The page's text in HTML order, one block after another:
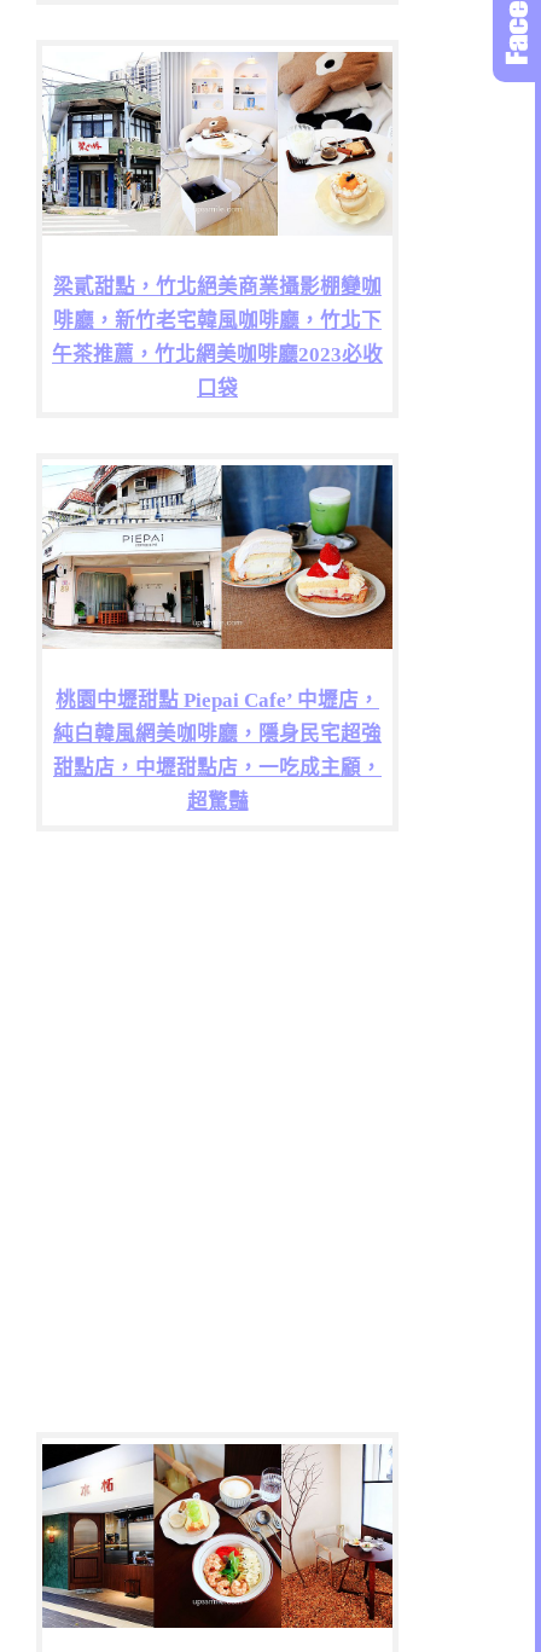
梁貳甜點，竹北絕美商業攝影棚變咖
啡廳，新竹老宅韓風咖啡廳，竹北下
午茶推薦，竹北網美咖啡廳2023必收
口袋
桃園中壢甜點 Piepai Cafe’ 中壢店，
純白韓風網美咖啡廳，隱身民宅超強
甜點店，中壢甜點店，一吃成主顧，
超驚豔